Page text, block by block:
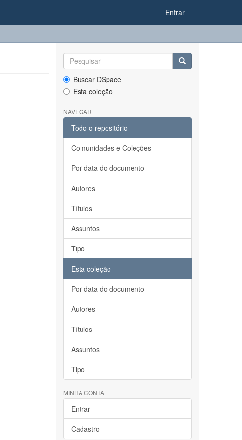
Entrar
Buscar DSpace
Esta coleção
NAVEGAR
Todo o repositório
Comunidades e Coleções
Por data do documento
Autores
Títulos
Assuntos
Tipo
Esta coleção
Por data do documento
Autores
Títulos
Assuntos
Tipo
MINHA CONTA
Entrar
Cadastro